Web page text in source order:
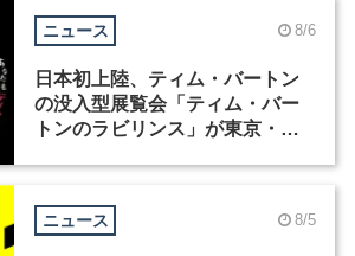
ニュース 8/6
日本初上陸、ティム・バートン
の没入型展覧会「ティム・バー
トンのラビリンス」が東京・豊
ニュース 8/5